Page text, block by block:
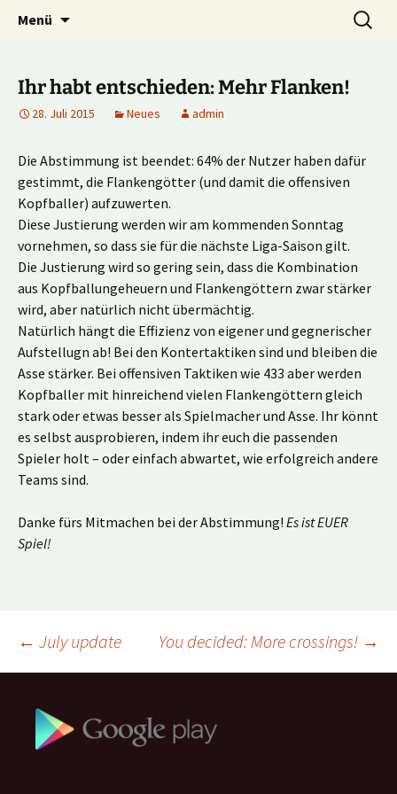
Kick it out!
Multiplayer Football Manager
Menü
Suche
nach:
Ihr habt entschieden: Mehr Flanken!
28. Juli 2015 Neues admin
Die Abstimmung ist beendet: 64% der Nutzer haben dafür
gestimmt, die Flankengötter (und damit die offensiven
Kopfballer) aufzuwerten.
Diese Justierung werden wir am kommenden Sonntag
vornehmen, so dass sie für die nächste Liga-Saison gilt.
Die Justierung wird so gering sein, dass die Kombination
aus Kopfballungeheuern und Flankengöttern zwar stärker
wird, aber natürlich nicht übermächtig.
Natürlich hängt die Effizienz von eigener und gegnerischer
Aufstellugn ab! Bei den Kontertaktiken sind und bleiben die
Asse stärker. Bei offensiven Taktiken wie 433 aber werden
Kopfballer mit hinreichend vielen Flankengöttern gleich
stark oder etwas besser als Spielmacher und Asse. Ihr könnt
es selbst ausprobieren, indem ihr euch die passenden
Spieler holt – oder einfach abwartet, wie erfolgreich andere
Teams sind.
Danke fürs Mitmachen bei der Abstimmung! Es ist EUER
Spiel!
Beitragsnavigation
← July update You decided: More crossings! →